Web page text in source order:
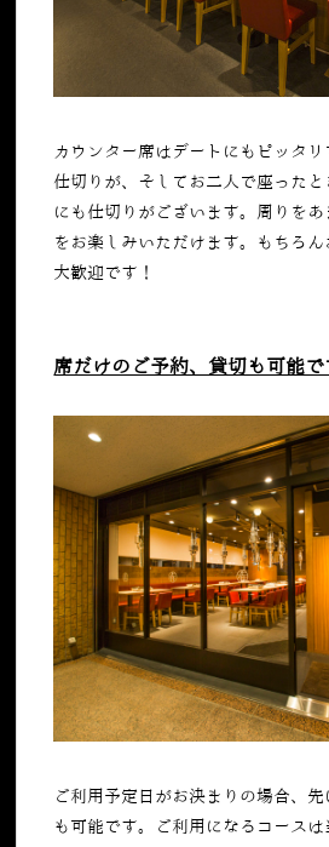
カウンター席はデートにもピッタ
仕切りが、そしてお二人で座った
にも仕切りがございます。周りを
をお楽しみいただけます。もちろ
大歓迎です！
席だけのご予約、貸切も可能で
ご利用予定日がお決まりの場合、
も可能です。ご利用になるコース